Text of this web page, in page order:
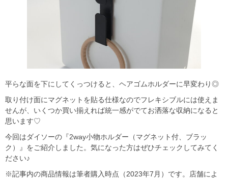
平らな面を下にしてくっつけると、ヘアゴムホルダーに早変わり◎
取り付け面にマグネットを貼る仕様なのでフレキシブルには使えま
せんが、いくつか買い揃えれば統一感がでてお洒落な収納になると
思います♡
今回はダイソーの『2way小物ホルダー（マグネット付、ブラッ
ク）』をご紹介しました。気になった方はぜひチェックしてみてく
ださい♪
※記事内の商品情報は筆者購入時点（2023年7月）です。店舗によ